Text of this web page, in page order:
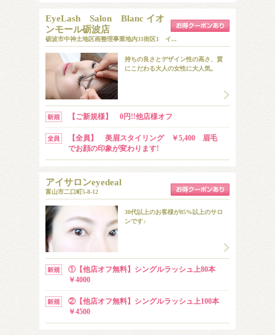
EyeLash Salon Blanc イオ
ンモール砺波店
砺波市中神土地区画整理事業地内31街区1 イ...
持ちの良さとデザイン性の高さ、質
にこだわる大人の女性に大人気。
【ご新規様】 0円!!他店様オフ
【全員】 美眉スタイリング ￥5,400 眉毛
でお顔の印象が変わります!
アイサロンeyedeal
富山市二口町5-8-12
30代以上のお客様が85%以上のサロ
ンです♪
①【他店オフ無料】シングルラッシュ上80本
￥4000
②【他店オフ無料】シングルラッシュ上100本
￥4500